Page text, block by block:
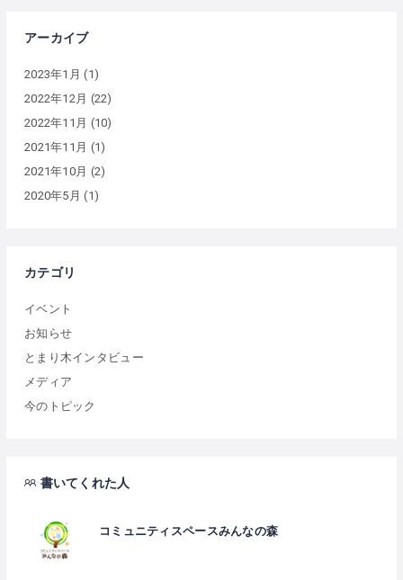
アーカイブ
2023年1月 (1)
2022年12月 (22)
2022年11月 (10)
2021年11月 (1)
2021年10月 (2)
2020年5月 (1)
カテゴリ
イベント
お知らせ
とまり木インタビュー
メディア
今のトピック
書いてくれた人
コミュニティスペースみんなの森